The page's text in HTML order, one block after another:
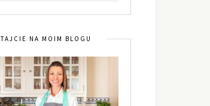
NA MOIM BLOGU